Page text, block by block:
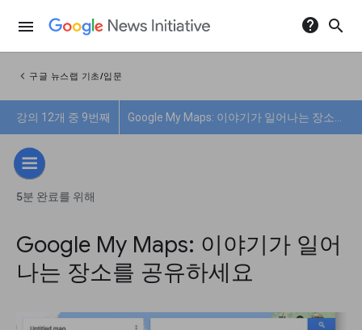
menu help search
chevron_left 구글 뉴스랩 기초/입문
강의 12개 중 9번째
5분 완료를 위해
Google My Maps: 이야기가 일어
나는 장소를 공유하세요